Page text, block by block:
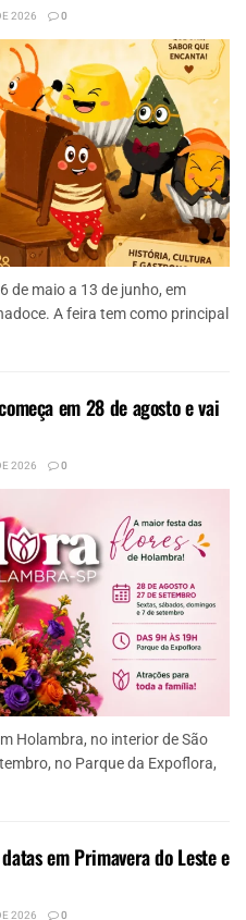
2026 0
de maio a 13 de junho, em
A feira tem como principal
em 28 de agosto e vai
2026 0
Holambra, no interior de São
no Parque da Expoflora,
em Primavera do Leste e
2026 0